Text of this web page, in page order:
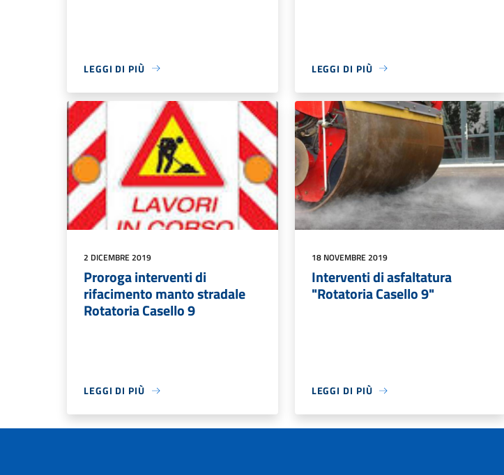
LEGGI DI PIÙ LEGGI DI PIÙ
2 DICEMBRE 2019
Proroga interventi di
rifacimento manto stradale
Rotatoria Casello 9
LEGGI DI PIÙ
18 NOVEMBRE 2019
Interventi di asfaltatura
"Rotatoria Casello 9"
LEGGI DI PIÙ